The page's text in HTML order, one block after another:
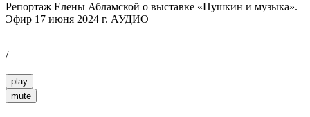
Репортаж Елены Абламской о выставке «Пушкин и музыка».
Эфир 17 июня 2024 г. АУДИО
/
play
mute